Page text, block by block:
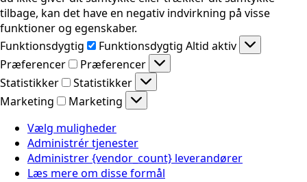
tilbage, kan det have en negativ indvirkning på visse
funktioner og egenskaber.
Funktionsdygtig
Funktionsdygtig Altid aktiv
Præferencer
Præferencer
Statistikker
Statistikker
Marketing
Marketing
Vælg muligheder
Administrér tjenester
Administrer {vendor_count} leverandører
Læs mere om disse formål